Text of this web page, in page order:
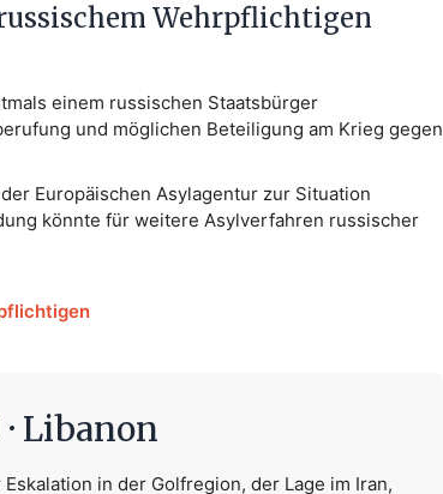
Wehrpflichtigen
einem russischen Staatsbürger
und möglichen Beteiligung am Krieg gegen
Europäischen Asylagentur zur Situation
könnte für weitere Asylverfahren russischer
Libanon
in der Golfregion, der Lage im Iran,